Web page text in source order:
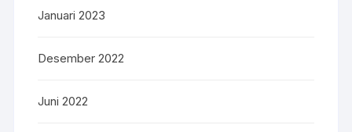
Januari 2023
Desember 2022
Juni 2022